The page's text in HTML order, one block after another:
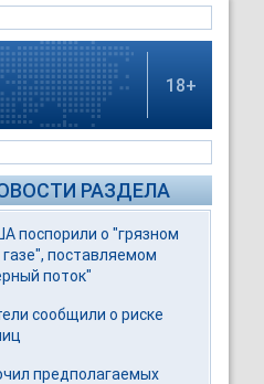
18+
РАЗДЕЛА
поспорили о "грязном
поставляемом
поток"
сообщили о риске
предполагаемых